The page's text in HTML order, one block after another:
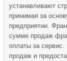
устанавливают
принимая за
предприятии.
сумме продаж
оплаты за
продаж и